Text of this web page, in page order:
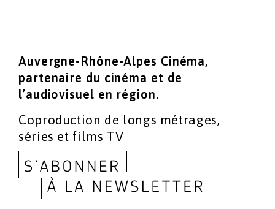
Auvergne-Rhône-Alpes Cinéma,
partenaire du cinéma et de
l’audiovisuel en région.
Coproduction de longs métrages,
séries et films TV